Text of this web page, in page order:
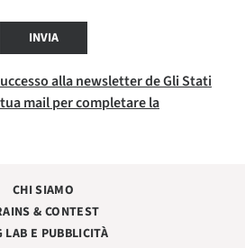
INVIA
alla newsletter de Gli Stati
mail per completare la
CHI SIAMO
& CONTEST
LAB E PUBBLICITÀ